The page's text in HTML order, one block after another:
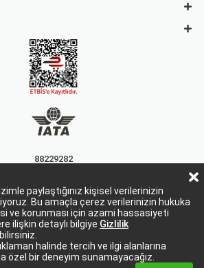
paylaştığınız kişisel verilerinizin
Bu amaçla çerez verilerinizin hukuka
ve korunması için azami hassasiyeti
ilişkin detaylı bilgiye Gizlilik
halinde tercih ve ilgi alanlarına
özel bir deneyim sunamayacağız.
88229282
15863
Turizim, TURSAB Belge No: 15863